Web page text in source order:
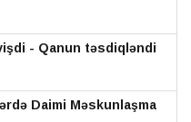
- Qanun təsdiqləndi
Daimi Məskunlaşma